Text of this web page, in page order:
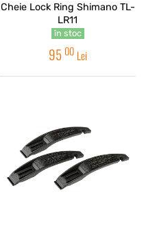
Cheie Lock Ring Shimano TL-
LR11
în stoc
95 00 Lei